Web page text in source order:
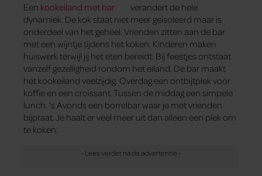
Een kookeiland met bar
verandert de hele
dynamiek. De kok staat niet meer geïsoleerd maar is
onderdeel van het geheel. Vrienden zitten aan de bar
met een wijntje tijdens het koken. Kinderen maken
huiswerk terwijl jij het eten bereidt. Bij feestjes ontstaat
vanzelf gezelligheid rondom het eiland. De bar maakt
het kookeiland veelzijdig. Overdag een ontbijtplek voor
koffie en een croissant. Tussen de middag een simpele
lunch. ’s Avonds een borrelbar waar je met vrienden
bijpraat. Je haalt er veel meer uit dan alleen een plek om
te koken.